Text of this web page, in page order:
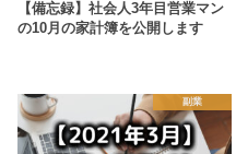
【備忘録】社会人3年目営業マン
の10月の家計簿を公開します
副業